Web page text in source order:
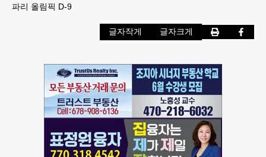
파리 올림픽 D-9
글자작게 글자크게